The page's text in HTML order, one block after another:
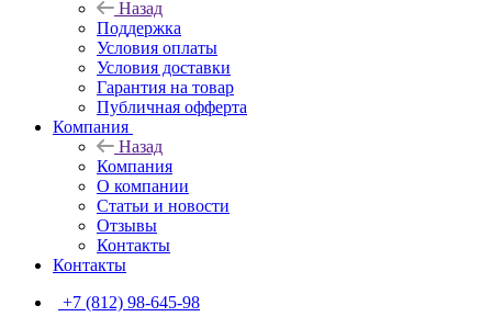
Назад
Поддержка
Условия оплаты
Условия доставки
Гарантия на товар
Публичная офферта
Компания
Назад
Компания
О компании
Статьи и новости
Отзывы
Контакты
Контакты
+7 (812) 98-645-98